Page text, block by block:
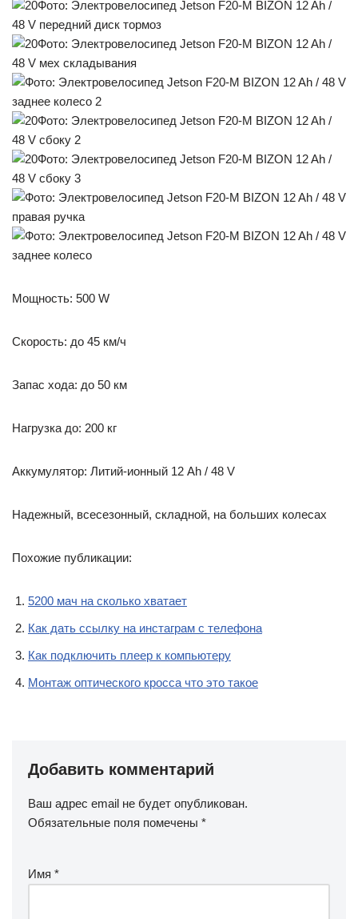
Мощность: 500 W
Скорость: до 45 км/ч
Запас хода: до 50 км
Нагрузка до: 200 кг
Аккумулятор: Литий-ионный 12 Ah / 48 V
Надежный, всесезонный, складной, на больших колесах
Похожие публикации:
5200 мач на сколько хватает
Как дать ссылку на инстаграм с телефона
Как подключить плеер к компьютеру
Монтаж оптического кросса что это такое
Добавить комментарий
Ваш адрес email не будет опубликован.
Обязательные поля помечены *
Имя *